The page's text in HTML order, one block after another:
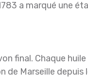
a marqué une
final. Chaque
de Marseille depuis